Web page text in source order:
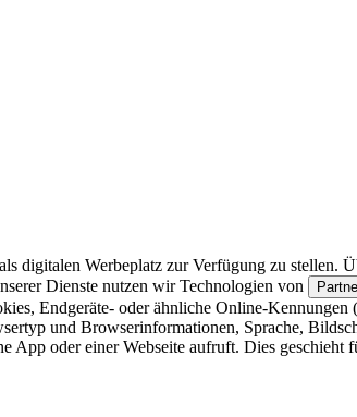
digitalen Werbeplatz zur Verfügung zu stellen.
Dienste nutzen wir Technologien von
Endgeräte- oder ähnliche Online-
und Browserinformationen, Sprache,
App oder einer Webseite aufruft. Dies geschieht